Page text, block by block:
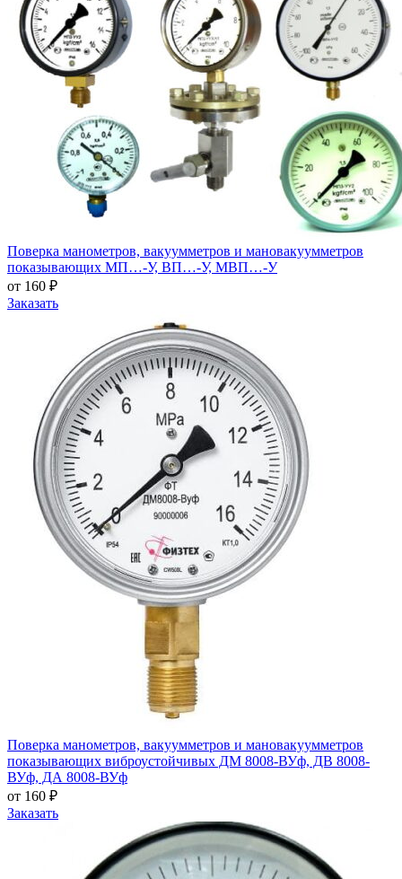
Поверка манометров, вакуумметров и мановакуумметров
показывающих МП…-У, ВП…-У, МВП…-У
от 160 ₽
Заказать
Поверка манометров, вакуумметров и мановакуумметров
показывающих виброустойчивых ДМ 8008-ВУф, ДВ 8008-
ВУф, ДА 8008-ВУф
от 160 ₽
Заказать